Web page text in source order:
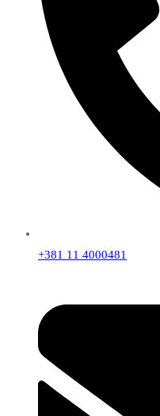
+381 11 4000481